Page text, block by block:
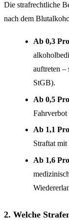
Die strafrechtliche
nach dem
Ab 0,3
auftreten –
StGB).
Ab 0,5
Ab 1,1
Straftat
Ab 1,6
2. Welche